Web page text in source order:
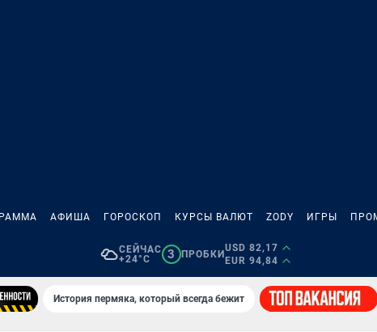
АФИША ГОРОСКОП КУРСЫ ВАЛЮТ ZODY ИГРЫ
СЕЙЧАС
+24°C
3 ПРОБКИ
USD 82,17
EUR 94,84
История пермяка, который всегда бежит